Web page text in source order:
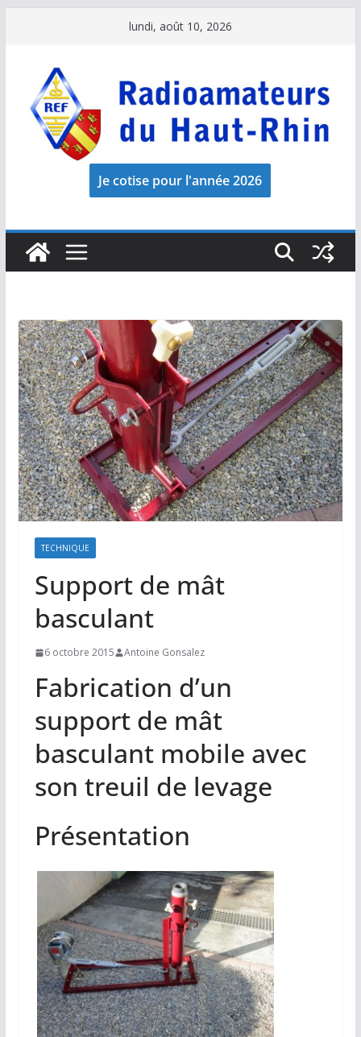
contenu
lundi, août 10, 2026
TECHNIQUE
Support de mât
basculant
6 octobre 2015 Antoine Gonsalez
Fabrication d’un
support de mât
basculant mobile avec
son treuil de levage
Présentation